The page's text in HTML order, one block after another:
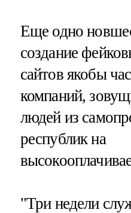
Еще одно
создание
сайтов якобы
компаний,
людей из
республик на
"Три недели